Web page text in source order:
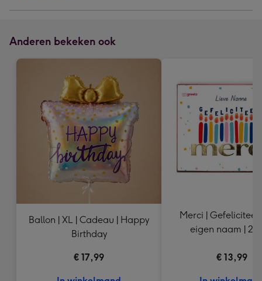
Anderen bekeken ook
Ballon | XL | Cadeau | Happy
Birthday
€ 17,99
Merci |
eigen
€ 13,99